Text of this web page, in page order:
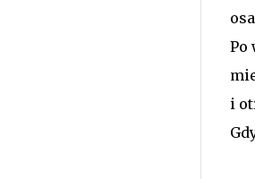
Po
i